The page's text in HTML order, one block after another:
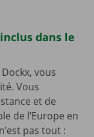
dans le
vous
Vous
et de
de l’Europe en
pas tout :